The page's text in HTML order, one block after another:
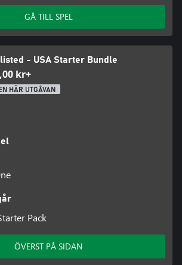
GÅ TILL SPEL
- USA Starter Bundle
kr+
HÄR UTGÅVAN
Pack
ÖVERST PÅ SIDAN